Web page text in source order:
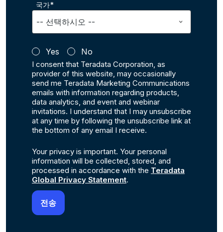
국가*
Yes No
I consent that Teradata Corporation, as
provider of this website, may occasionally
send me Teradata Marketing Communications
emails with information regarding products,
data analytics, and event and webinar
invitations. I understand that I may unsubscribe
at any time by following the unsubscribe link at
the bottom of any email I receive.
Your privacy is important. Your personal
information will be collected, stored, and
processed in accordance with the Teradata
Global Privacy Statement.